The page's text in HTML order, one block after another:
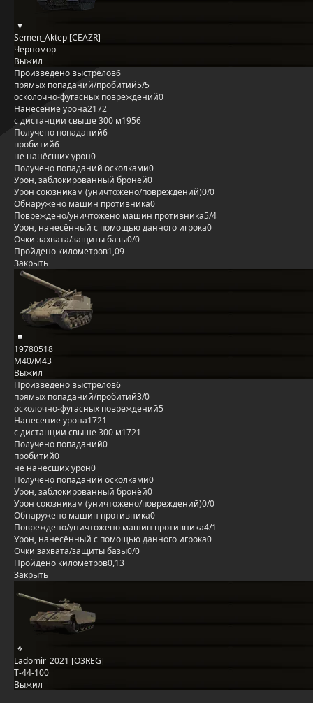
Semen_Aktep [CEAZR]
Черномор
Выжил
Произведено выстрелов6
прямых попаданий/пробитий5/5
осколочно-фугасных повреждений0
Нанесение урона2172
с дистанции свыше 300 м1956
Получено попаданий6
пробитий6
не нанёсших урон0
Получено попаданий осколками0
Урон, заблокированный бронёй0
Урон союзникам (уничтожено/повреждений)0/0
Обнаружено машин противника0
Повреждено/уничтожено машин противника5/4
Урон, нанесённый с помощью данного игрока0
Очки захвата/защиты базы0/0
Пройдено километров1,09
Закрыть
19780518
M40/M43
Выжил
Произведено выстрелов6
прямых попаданий/пробитий3/0
осколочно-фугасных повреждений5
Нанесение урона1721
с дистанции свыше 300 м1721
Получено попаданий0
пробитий0
не нанёсших урон0
Получено попаданий осколками0
Урон, заблокированный бронёй0
Урон союзникам (уничтожено/повреждений)0/0
Обнаружено машин противника0
Повреждено/уничтожено машин противника4/1
Урон, нанесённый с помощью данного игрока0
Очки захвата/защиты базы0/0
Пройдено километров0,13
Закрыть
Ladomir_2021 [O3REG]
Т-44-100
Выжил